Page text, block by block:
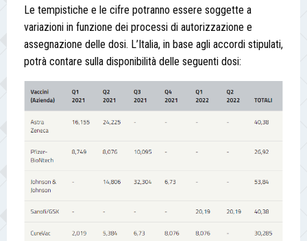
Le tempistiche e le cifre potranno essere soggette a
variazioni in funzione dei processi di autorizzazione e
assegnazione delle dosi. L’Italia, in base agli accordi stipulati,
potrà contare sulla disponibilità delle seguenti dosi: